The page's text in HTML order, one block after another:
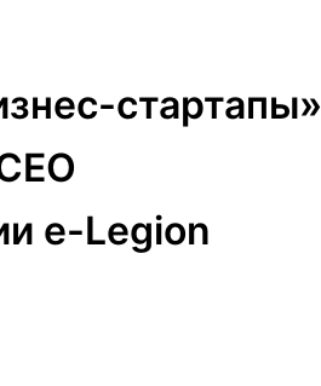
стартапы»
e-Legion